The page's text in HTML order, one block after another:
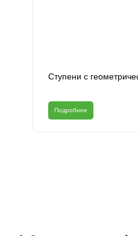
Ступени с
Подробнее